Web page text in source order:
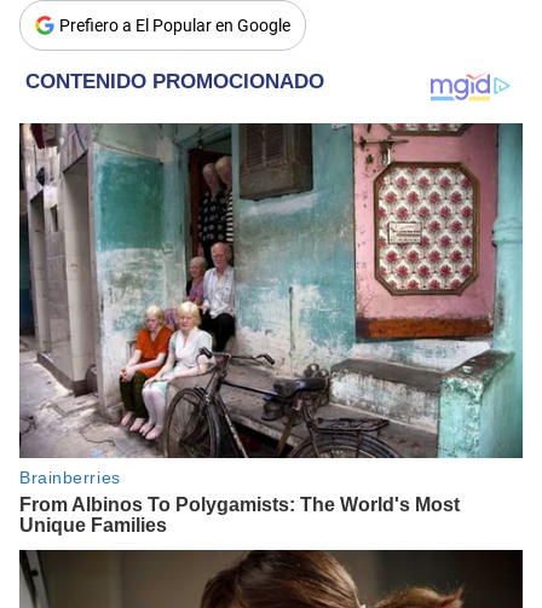
Prefiero a El Popular en Google